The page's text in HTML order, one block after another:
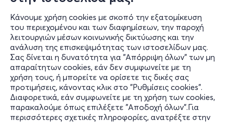
Κάνουμε χρήση cookies με σκοπό την εξατομίκευση
του περιεχομένου και των διαφημίσεων, την παροχή
λειτουργιών μέσων κοινωνικής δικτύωσης και την
ανάλυση της επισκεψιμότητας των ιστοσελίδων μας.
Σας δίνεται η δυνατότητα για "Απόρριψη όλων" των μη
απαραίτητων cookies, εάν δεν συμφωνείτε με τη
χρήση τους, ή μπορείτε να ορίσετε τις δικές σας
προτιμήσεις, κάνοντας κλικ στο "Ρυθμίσεις cookies".
Διαφορετικά, εάν συμφωνείτε με τη χρήση των cookies,
παρακαλούμε όπως επιλέξετε "Αποδοχή όλων".Για
περισσότερες σχετικές πληροφορίες, ανατρέξτε στην
Ζήστε τη μαγεία. Ζήστε το παραμύθι. Ζήστε το
μπαλέτο.
Η αξεπέραστη μουσική του Πιοτρ Ίλιτς
Τσαϊκόφσκι
Η διαχρονική χορογραφία του Μαριούς Πετιπά
Ένα από τα «διαμάντια» του κλασικού
ρεπερτορίου που συγκινεί γενιές θεατών.
Η μαγεία της φαντασίας συναντά την ομορφιά του
Πληροφορίες
Υποστήριξη
Stay Connected